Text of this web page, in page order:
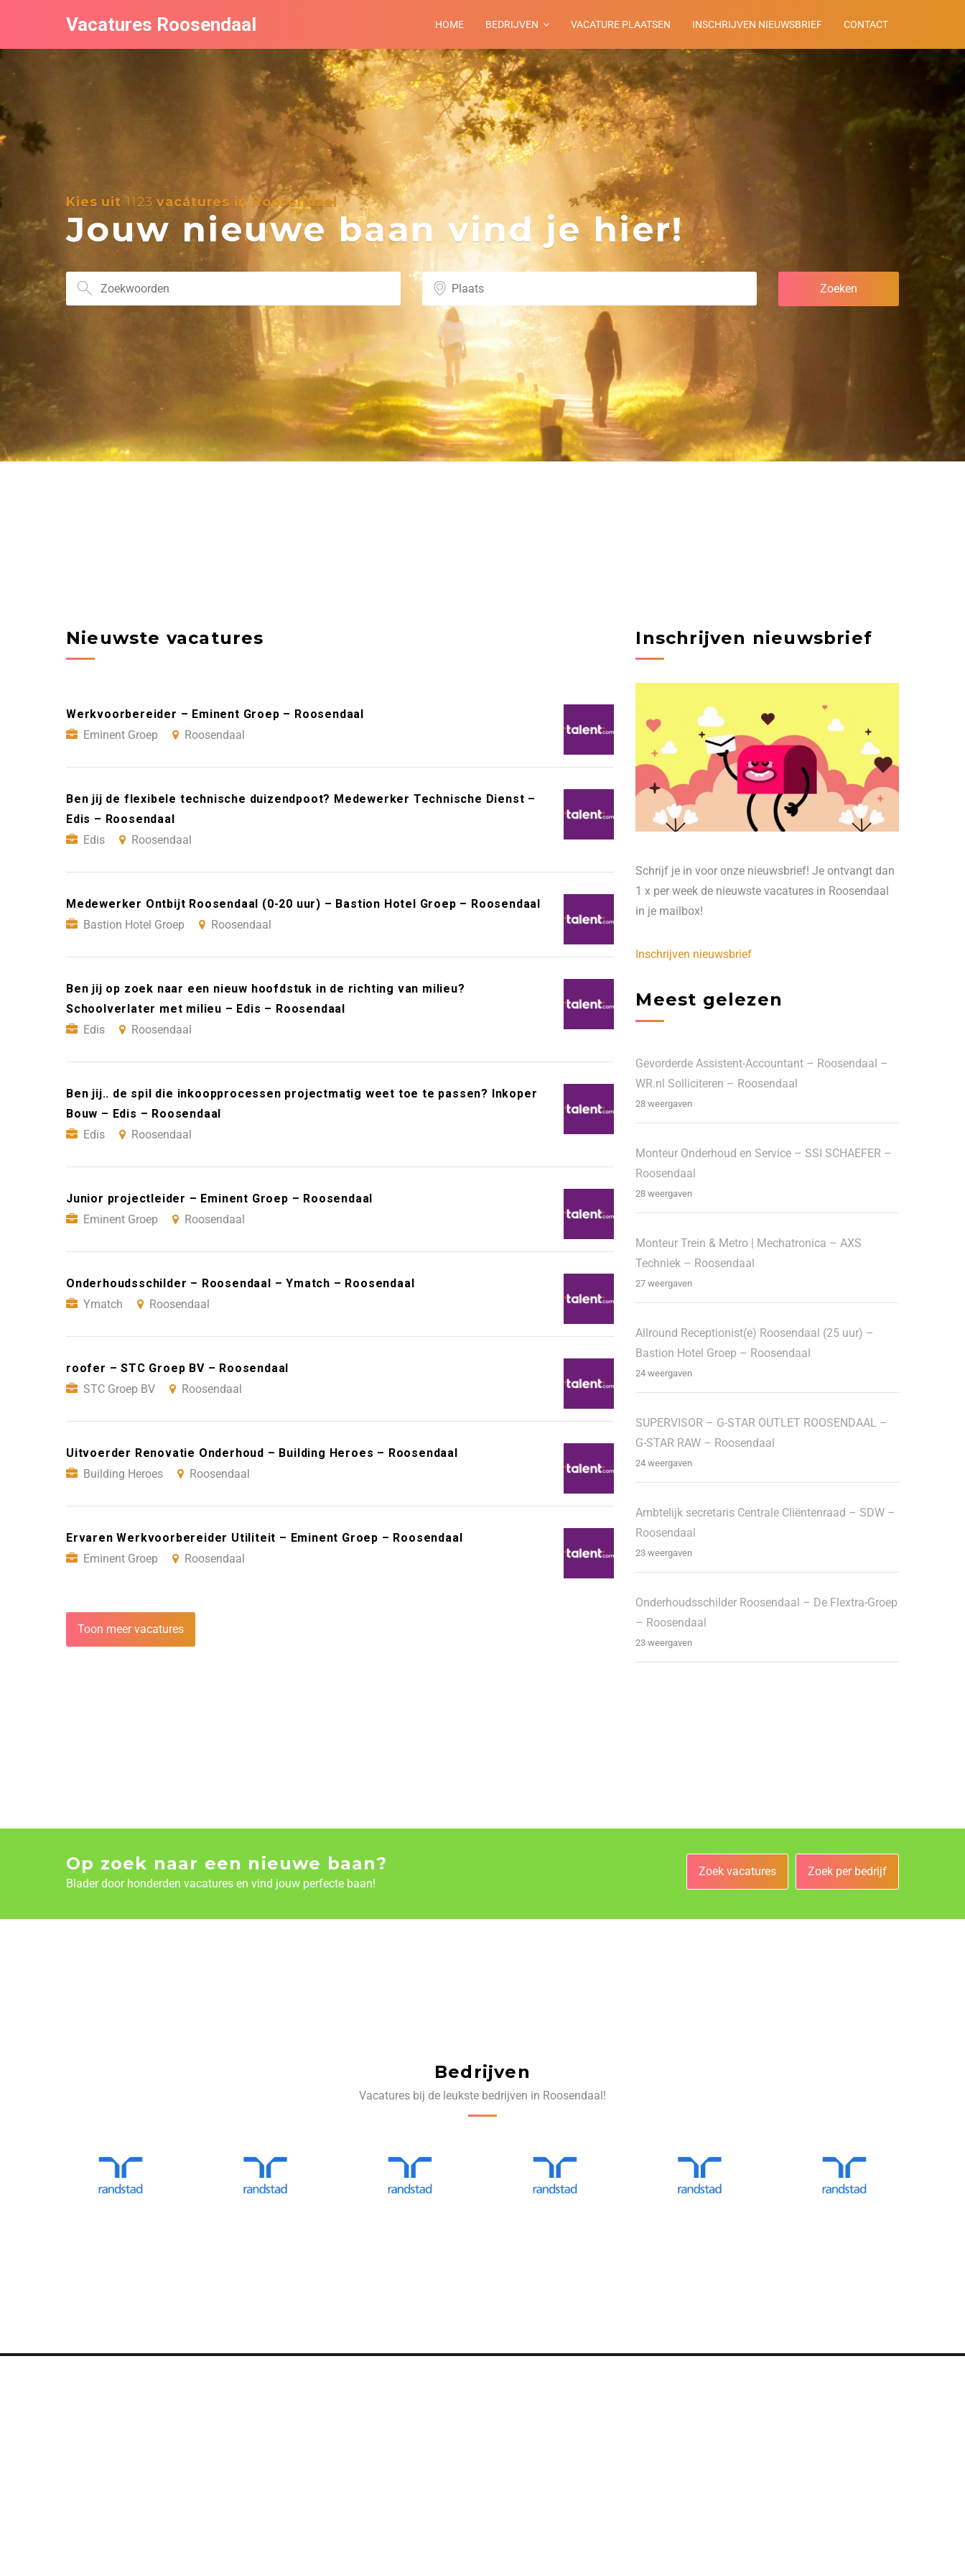
Vacatures Roosendaal HOME BEDRIJVEN VACATURE PLAATSEN INSCHRIJVEN NIEUWSBRIEF CONTACT
Kies uit 1123 vacatures in Roosendaal
Jouw nieuwe baan vind je hier!
Nieuwste vacatures
Werkvoorbereider – Eminent Groep – Roosendaal
Eminent Groep
Roosendaal
Ben jij de flexibele technische duizendpoot? Medewerker Technische Dienst –
Edis – Roosendaal
Edis
Roosendaal
Medewerker Ontbijt Roosendaal (0-20 uur) – Bastion Hotel Groep – Roosendaal
Bastion Hotel Groep
Roosendaal
Ben jij op zoek naar een nieuw hoofdstuk in de richting van milieu?
Schoolverlater met milieu – Edis – Roosendaal
Edis
Roosendaal
Ben jij.. de spil die inkoopprocessen projectmatig weet toe te passen? Inkoper
Bouw – Edis – Roosendaal
Edis
Roosendaal
Junior projectleider – Eminent Groep – Roosendaal
Eminent Groep
Roosendaal
Onderhoudsschilder – Roosendaal – Ymatch – Roosendaal
Ymatch
Roosendaal
roofer – STC Groep BV – Roosendaal
STC Groep BV
Roosendaal
Uitvoerder Renovatie Onderhoud – Building Heroes – Roosendaal
Building Heroes
Roosendaal
Ervaren Werkvoorbereider Utiliteit – Eminent Groep – Roosendaal
Eminent Groep
Roosendaal
Toon meer vacatures
Inschrijven nieuwsbrief
Schrijf je in voor onze nieuwsbrief! Je ontvangt dan
1 x per week de nieuwste vacatures in Roosendaal
in je mailbox!
Inschrijven nieuwsbrief
Meest gelezen
Gevorderde Assistent-Accountant – Roosendaal –
WR.nl Solliciteren – Roosendaal
28 weergaven
Monteur Onderhoud en Service – SSI SCHAEFER –
Roosendaal
28 weergaven
Monteur Trein & Metro | Mechatronica – AXS
Techniek – Roosendaal
27 weergaven
Allround Receptionist(e) Roosendaal (25 uur) –
Bastion Hotel Groep – Roosendaal
24 weergaven
SUPERVISOR – G-STAR OUTLET ROOSENDAAL –
G-STAR RAW – Roosendaal
24 weergaven
Ambtelijk secretaris Centrale Cliëntenraad – SDW –
Roosendaal
23 weergaven
Onderhoudsschilder Roosendaal – De Flextra-Groep
– Roosendaal
23 weergaven
Op zoek naar een nieuwe baan?
Blader door honderden vacatures en vind jouw perfecte baan!
Zoek vacatures Zoek per bedrijf
Bedrijven
Vacatures bij de leukste bedrijven in Roosendaal!